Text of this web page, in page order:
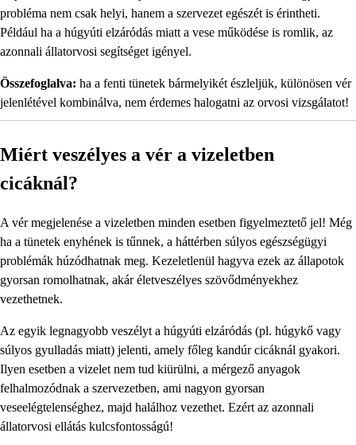
probléma nem csak helyi, hanem a szervezet egészét is érintheti.
Például ha a húgyúti elzáródás miatt a vese működése is romlik, az
azonnali állatorvosi segítséget igényel.
Összefoglalva: ha a fenti tünetek bármelyikét észleljük, különösen vér
jelenlétével kombinálva, nem érdemes halogatni az orvosi vizsgálatot!
Miért veszélyes a vér a vizeletben
cicáknál?
A vér megjelenése a vizeletben minden esetben figyelmeztető jel! Még
ha a tünetek enyhének is tűnnek, a háttérben súlyos egészségügyi
problémák húzódhatnak meg. Kezeletlenül hagyva ezek az állapotok
gyorsan romolhatnak, akár életveszélyes szövődményekhez
vezethetnek.
Az egyik legnagyobb veszélyt a húgyúti elzáródás (pl. húgykő vagy
súlyos gyulladás miatt) jelenti, amely főleg kandúr cicáknál gyakori.
Ilyen esetben a vizelet nem tud kiürülni, a mérgező anyagok
felhalmozódnak a szervezetben, ami nagyon gyorsan
veseelégtelenséghez, majd halálhoz vezethet. Ezért az azonnali
állatorvosi ellátás kulcsfontosságú!